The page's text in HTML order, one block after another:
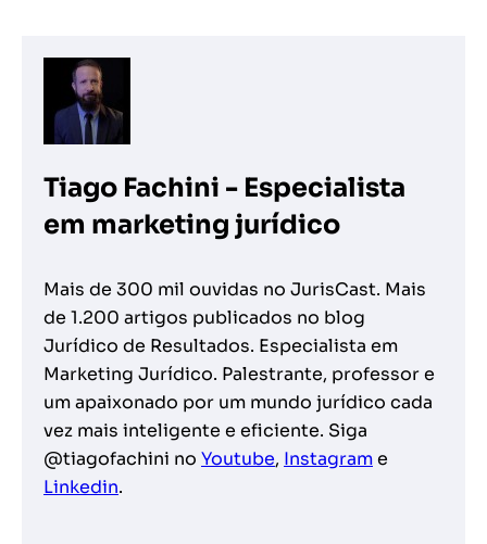
Tiago Fachini - Especialista
em marketing jurídico
Mais de 300 mil ouvidas no JurisCast. Mais
de 1.200 artigos publicados no blog
Jurídico de Resultados. Especialista em
Marketing Jurídico. Palestrante, professor e
um apaixonado por um mundo jurídico cada
vez mais inteligente e eficiente. Siga
@tiagofachini no Youtube, Instagrame
Linkedin.